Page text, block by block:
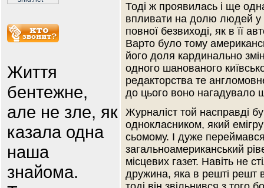
Життя
бентежне,
але не зле, як
казала одна
наша
знайома.
Тоді ж проявилась і ще
впливати на долю людей у
повної безвиході, як в її
Варто було тому
його доля кардинально
одного шанованого
редакторства те
до цього воно нагадувало
Журналіст той насправді
однокласником, який
сьомому. І дуже
загальноамериканський
місцевих газет. Навіть не
дружина, яка в решті решт